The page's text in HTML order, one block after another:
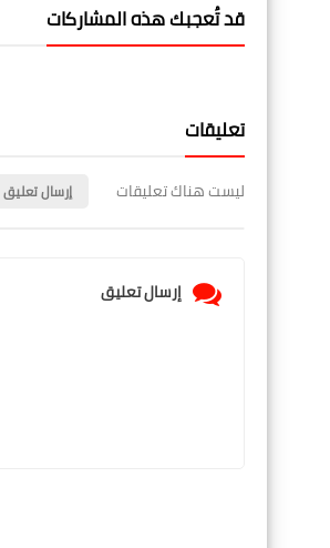
قد تُعجبك هذه المشاركات
تعليقات
ليست هناك تعليقات إرسال تعليق
إرسال تعليق